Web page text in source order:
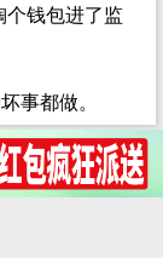
个钱包进了监
事都做。